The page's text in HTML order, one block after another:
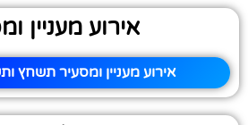
אירוע מעניין
אירוע מעניין ומסעיר תשחץ